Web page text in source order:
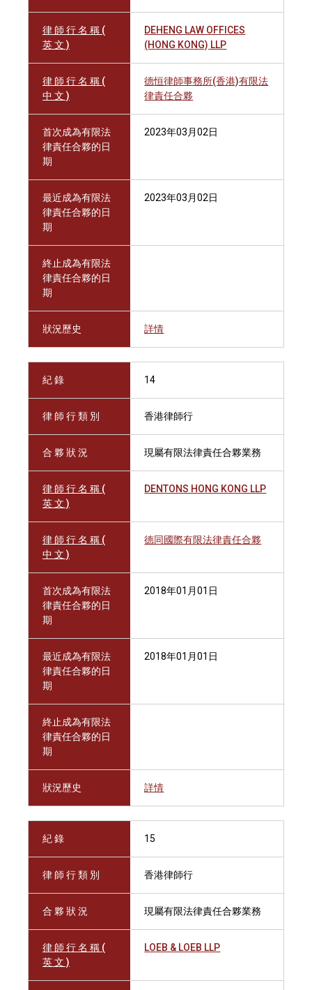
律 師 行 名 稱 (
英 文 )
DEHENG LAW OFFICES
(HONG KONG) LLP
律 師 行 名 稱 (
中 文 )
德恒律師事務所(香港)有限法
律責任合夥
首次成為有限法
律責任合夥的日
期
2023年03月02日
最近成為有限法
律責任合夥的日
期
2023年03月02日
終止成為有限法
律責任合夥的日
期
狀況歷史 詳情
紀 錄 14
律 師 行 類 別 香港律師行
合 夥 狀 況 現屬有限法律責任合夥業務
律 師 行 名 稱 (
英 文 )
DENTONS HONG KONG LLP
律 師 行 名 稱 (
中 文 )
德同國際有限法律責任合夥
首次成為有限法
律責任合夥的日
期
2018年01月01日
最近成為有限法
律責任合夥的日
期
2018年01月01日
終止成為有限法
律責任合夥的日
期
狀況歷史 詳情
紀 錄 15
律 師 行 類 別 香港律師行
合 夥 狀 況 現屬有限法律責任合夥業務
律 師 行 名 稱 (
英 文 )
LOEB & LOEB LLP